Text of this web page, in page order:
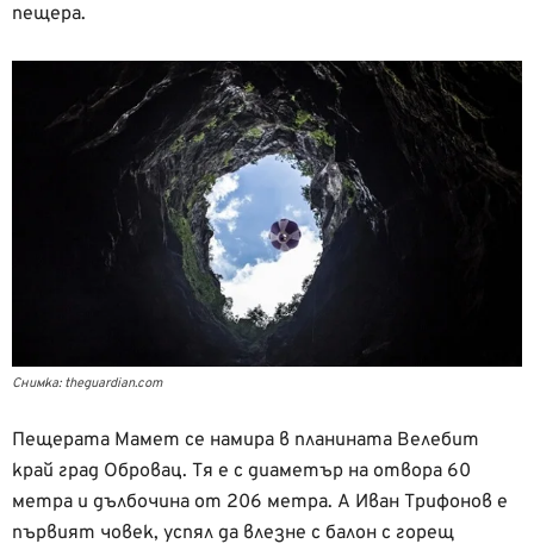
пещера.
Снимка: theguardian.com
Пещерата Мамет се намира в планината Велебит
край град Обровац. Тя е с диаметър на отвора 60
метра и дълбочина от 206 метра. А Иван Трифонов е
първият човек, успял да влезне с балон с горещ